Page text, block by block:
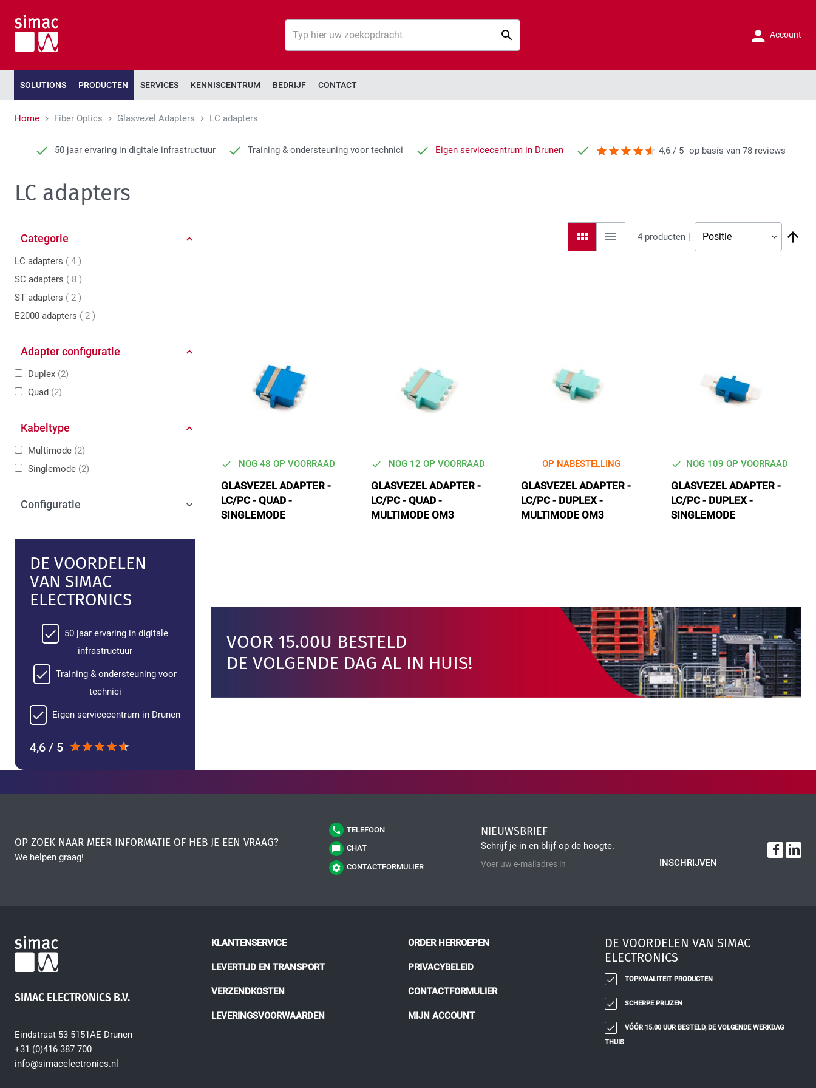
Account
SOLUTIONS PRODUCTEN SERVICES KENNISCENTRUM BEDRIJF CONTACT
Home Fiber Optics Glasvezel Adapters LC adapters
50 jaar ervaring in digitale infrastructuur Training & ondersteuning voor technici Eigen servicecentrum in Drunen 4,6 / 5 op basis van 78 reviews
LC adapters
Foto-
tabel
Orderlist
4 producten |
NOG 48 OP VOORRAAD
GLASVEZEL ADAPTER -
LC/PC - QUAD -
SINGLEMODE
NOG 12 OP VOORRAAD
GLASVEZEL ADAPTER -
LC/PC - QUAD -
MULTIMODE OM3
OP NABESTELLING
GLASVEZEL ADAPTER -
LC/PC - DUPLEX -
MULTIMODE OM3
NOG 109 OP VOORRAAD
GLASVEZEL ADAPTER -
LC/PC - DUPLEX -
SINGLEMODE
VOOR 15.00U BESTELD
DE VOLGENDE DAG AL IN HUIS!
Categorie
LC adapters 4 producten
SC adapters
8 producten
ST adapters
2 producten
E2000 adapters
2 producten
Adapter configuratie
Duplex 2
Quad 2
Kabeltype
Multimode 2
Singlemode 2
Configuratie
DE VOORDELEN
VAN SIMAC
ELECTRONICS
50 jaar ervaring in digitale
infrastructuur
Training & ondersteuning voor
technici
Eigen servicecentrum in Drunen
4,6 / 5
OP ZOEK NAAR MEER INFORMATIE OF HEB JE EEN VRAAG?
We helpen graag!
TELEFOON
CHAT
CONTACTFORMULIER
NIEUWSBRIEF
Schrijf je in en blijf op de hoogte.
INSCHRIJVEN
SIMAC ELECTRONICS B.V.
Eindstraat 53 5151AE Drunen
+31 (0)416 387 700
info@simacelectronics.nl
KLANTENSERVICE
LEVERTIJD EN TRANSPORT
VERZENDKOSTEN
LEVERINGSVOORWAARDEN
ORDER HERROEPEN
PRIVACYBELEID
CONTACTFORMULIER
MIJN ACCOUNT
DE VOORDELEN VAN SIMAC
ELECTRONICS
TOPKWALITEIT PRODUCTEN
SCHERPE PRIJZEN
VÓÓR 15.00 UUR BESTELD, DE VOLGENDE WERKDAG
THUIS